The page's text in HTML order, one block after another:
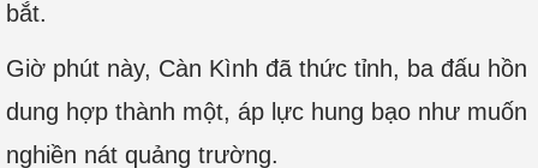
bắt.
Giờ phút này, Càn Kình đã thức tỉnh, ba đấu hồn
dung hợp thành một, áp lực hung bạo như muốn
nghiền nát quảng trường.